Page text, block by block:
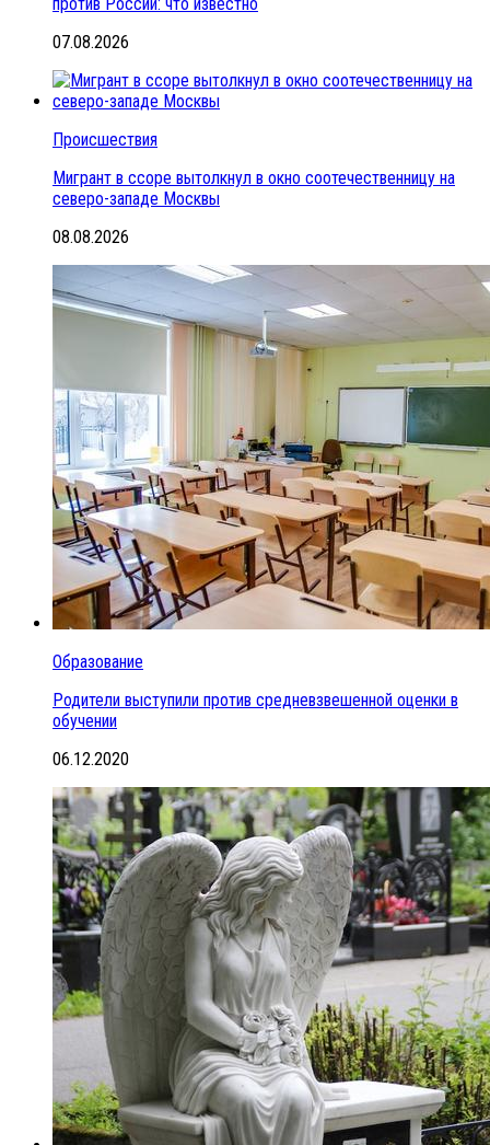
07.08.2026
Происшествия
Мигрант в ссоре вытолкнул в окно соотечественницу на
северо-западе Москвы
08.08.2026
Образование
Родители выступили против средневзвешенной оценки в
обучении
06.12.2020